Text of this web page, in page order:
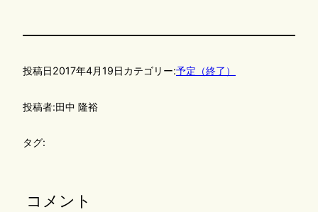
投稿日2017年4月19日カテゴリー:予定（終了）
投稿者:田中 隆裕
タグ:
コメント